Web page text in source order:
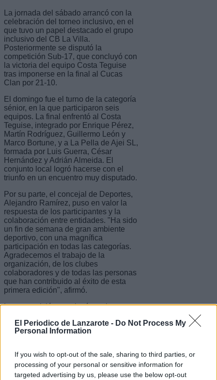
El Periodico de Lanzarote - Do Not Process My
Personal Information
If you wish to opt-out of the sale, sharing to third parties, or
processing of your personal or sensitive information for
targeted advertising by us, please use the below opt-out
La jornada del sábado arrancó con la
celebración del torneo inclusivo, en el
que tuvo un papel destacado el grupo
inclusivo del CB La Villa.
Posteriormente se disputó la
competición Sub-17, que concluyó con
la victoria del equipo Costa Teguise
tras imponerse en la final al Cucas
Clan por 21-10.
El domingo fue el turno de la categoría
sénior, en la que participaron seis
equipos. La final enfrentó al Costa
Teguise, integrado por Enrique Pérez,
Martín Rodríguez, Guillermo León y
Marco Bortune, y a La Pella de Ajei SL,
formada por Luis Guerra, César
Hernández y Adrián Almeida. El
conjunto local logró hacerse con el
triunfo en un encuentro muy disputado.
Por su parte, el concejal de Deportes,
Alejandro Ramírez, puso en valor la
respuesta de los participantes y la
colaboración entre entidades. "Ha sido
un fin de semana de gran ambiente
deportivo, con una magnífica
participación en todas las categorías.
Agradecemos el trabajo de la
organización, de los clubes
colaboradores y de todas las personas
que han contribuido al éxito de esta
primera edición", afirmó.
La competición concluyó con la
los equipos participantes y entidades
colaboradoras, cerrando un fin de
el marco de las Fiestas de Costa
Teguise 2026.
Además, los organizadores avanzaron